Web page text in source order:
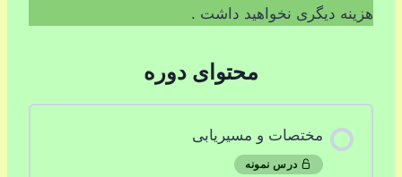
هزینه دیگری نخواهید داشت .
محتوای دوره
مختصات و مسیریابی
درس نمونه